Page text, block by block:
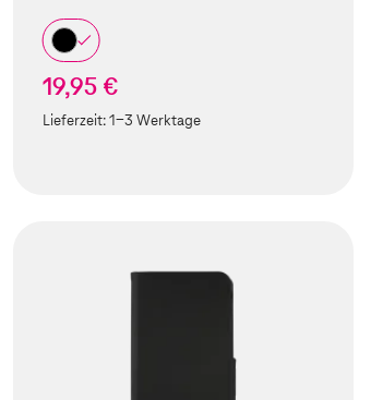
19,95 €
Lieferzeit:1-3 Werktage